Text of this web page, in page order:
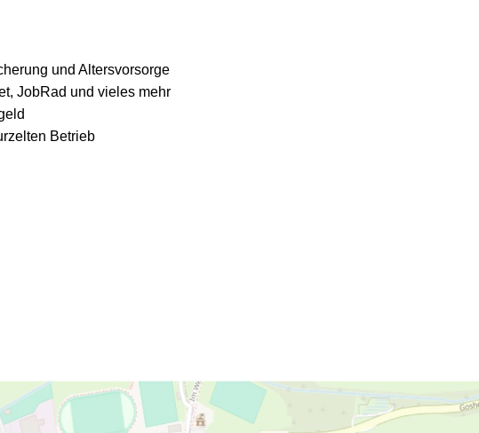
und Altersvorsorge
JobRad und vieles mehr
Betrieb